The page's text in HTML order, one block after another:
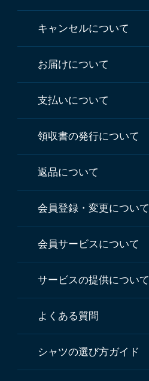
キャンセルについて
お届けについて
支払いについて
領収書の発行について
返品について
会員登録・変更について
会員サービスについて
サービスの提供について
よくある質問
シャツの選び方ガイド